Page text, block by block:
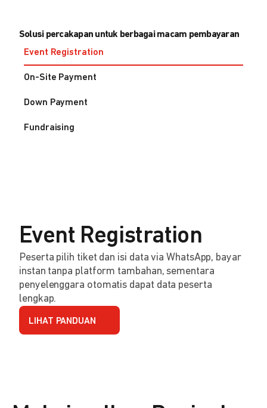
Solusi percakapan untuk berbagai macam pembayaran
Event Registration
On-Site Payment
Down Payment
Fundraising
Event Registration
Peserta pilih tiket dan isi data via WhatsApp, bayar
instan tanpa platform tambahan, sementara
penyelenggara otomatis dapat data peserta
lengkap.
LIHAT PANDUAN